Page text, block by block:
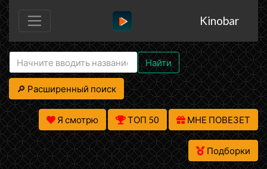
Kinobar
Найти
🔎 Расширенный поиск
Я смотрю ТОП 50 МНЕ ПОВЕЗЕТ
Подборки